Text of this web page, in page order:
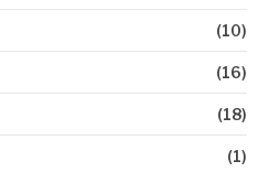
(10)
(16)
(18)
(1)